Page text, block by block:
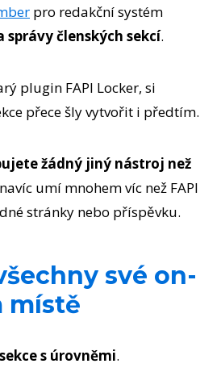
pro redakční systém
členských sekcí.
plugin FAPI Locker, si
přece šly vytvořit i předtím.
žádný jiný nástroj než
umí mnohem víc než FAPI
stránky nebo příspěvku.
své on-
místě
s úrovněmi.